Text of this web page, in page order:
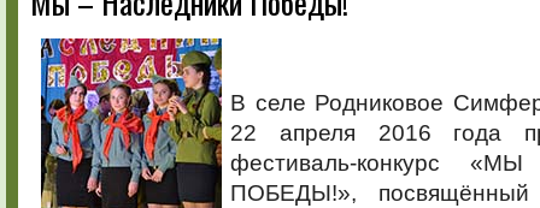
В селе Родниковое
22 апреля 2016 года
фестиваль-конкурс
ПОБЕДЫ!», посвящённый